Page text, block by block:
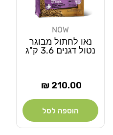
NOW
נאו לחתול מבוגר
נטול דגנים 3.6 ק"ג
מחיר
210.00 ₪
הוספה לסל